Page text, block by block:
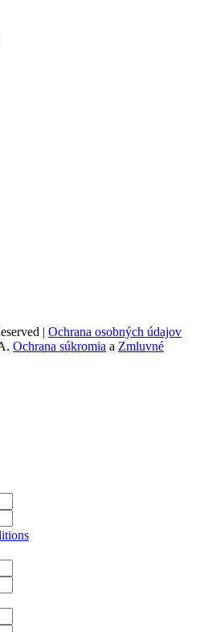
| Ochrana osobných údajov
Ochrana súkromia a Zmluvné